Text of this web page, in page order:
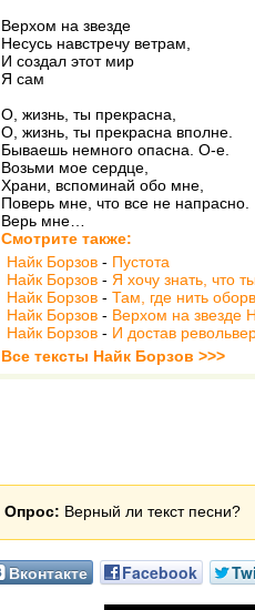
Верхом на звезде
Несусь навстречу ветрам,
И создал этот мир
Я сам
О, жизнь, ты прекрасна,
О, жизнь, ты прекрасна вполне.
Бываешь немного опасна. О-е.
Возьми мое сердце,
Храни, вспоминай обо мне,
Поверь мне, что все не напрасно.
Верь мне…
Смотрите также:
Найк Борзов - Пустота
Найк Борзов - Я хочу знать, что
Найк Борзов - Там, где нить
Найк Борзов - Верхом на звезде
Найк Борзов - И достав
Все тексты Найк Борзов >>>
Опрос: Верный ли текст песни?
Вконтакте Facebook